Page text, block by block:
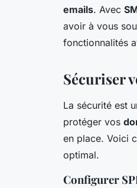
emails. Avec
avoir à vous
fonctionnalités
Sécuriser
La sécurité est
protéger vos
en place. Voici
optimal.
Configurer